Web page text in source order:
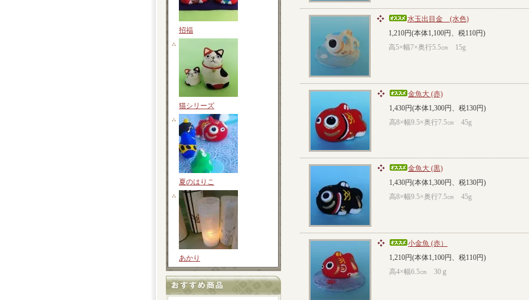
招福
猫シリーズ
夏のはりこ
あかり
水玉出目金 (水色)
1,210円(本体1,100円、税110円)
高5×幅7×奥行5.5㎝ 15g
金魚大 (赤)
1,430円(本体1,300円、税130円)
高8×幅9.5×奥行7.5㎝ 45g
金魚大 (黒)
1,430円(本体1,300円、税130円)
高8×幅9.5×奥行7.5㎝ 45g
小金魚 (赤）
1,210円(本体1,100円、税110円)
高4×幅6.5㎝ 30ｇ